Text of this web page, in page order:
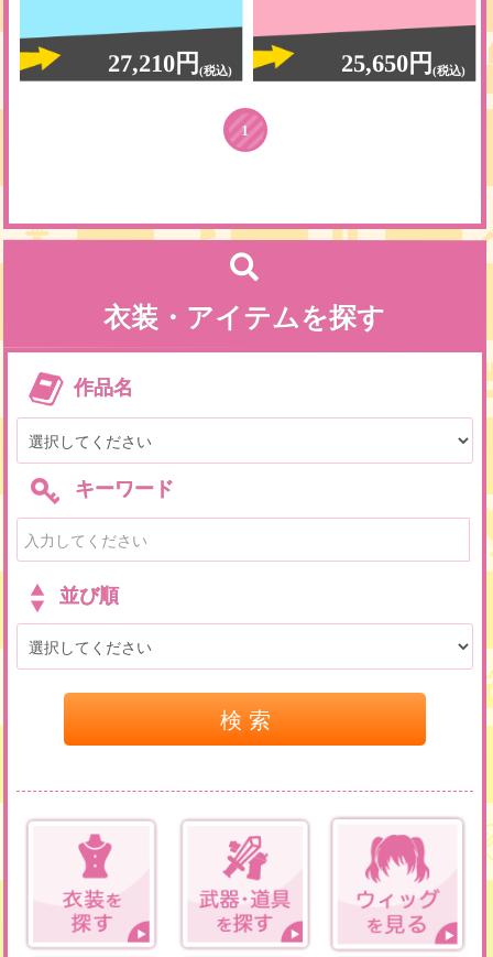
27,210円(税込) 25,650円(税込)
1
衣装・アイテムを探す
作品名
キーワード
並び順
検 索